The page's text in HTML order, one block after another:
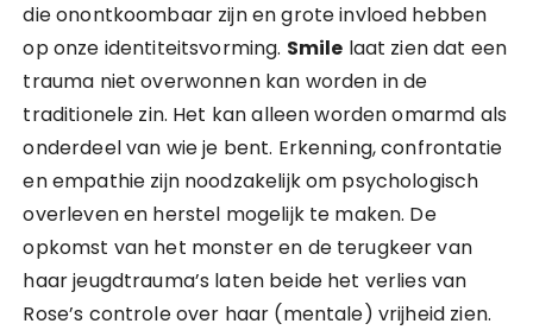
die onontkoombaar zijn en grote invloed hebben
op onze identiteitsvorming. Smile laat zien dat een
trauma niet overwonnen kan worden in de
traditionele zin. Het kan alleen worden omarmd als
onderdeel van wie je bent. Erkenning, confrontatie
en empathie zijn noodzakelijk om psychologisch
overleven en herstel mogelijk te maken. De
opkomst van het monster en de terugkeer van
haar jeugdtrauma’s laten beide het verlies van
Rose’s controle over haar (mentale) vrijheid zien.